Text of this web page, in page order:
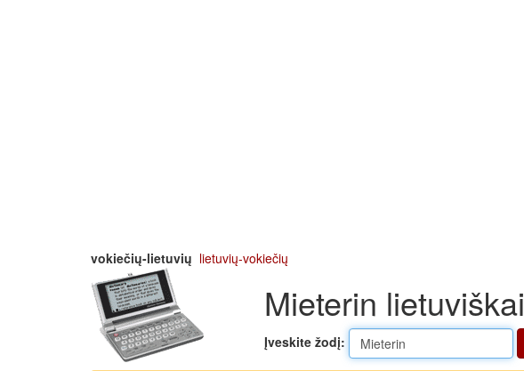
vokiečių-lietuvių lietuvių-vokiečių
Mieterin lietuviškai
Įveskite žodį: